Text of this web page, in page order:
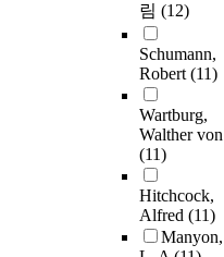
림 (12)
Schumann,
Robert(11)
Wartburg,
Walther von
(11)
Hitchcock,
Alfred (11)
Manyon,